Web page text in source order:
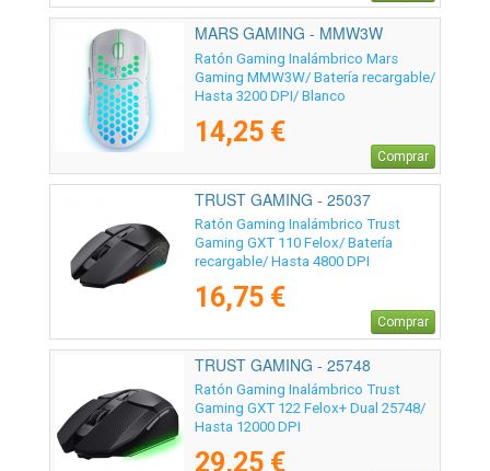
MARS GAMING - MMW3W
Ratón Gaming Inalámbrico Mars
Gaming MMW3W/ Batería recargable/
Hasta 3200 DPI/ Blanco
14,25 €
Comprar
TRUST GAMING - 25037
Ratón Gaming Inalámbrico Trust
Gaming GXT 110 Felox/ Batería
recargable/ Hasta 4800 DPI
16,75 €
Comprar
TRUST GAMING - 25748
Ratón Gaming Inalámbrico Trust
Gaming GXT 122 Felox+ Dual 25748/
Hasta 12000 DPI
29,25 €